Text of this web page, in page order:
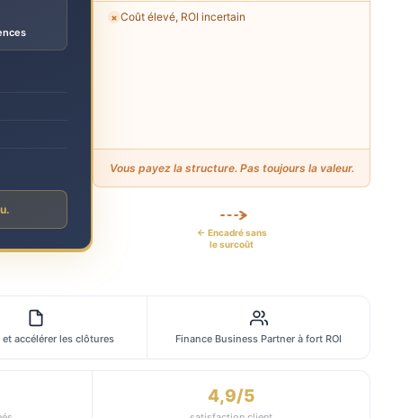
✗ Coût élevé, ROI incertain
Vous payez la structure. Pas toujours la valeur.
← Encadré sans
le surcoût
et accélérer les clôtures Finance Business Partner à fort ROI
4,9/5